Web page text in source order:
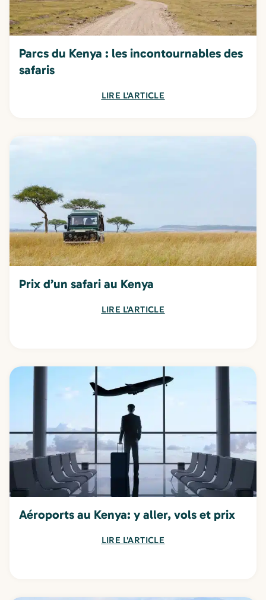
Parcs du Kenya : les incontournables des
safaris
LIRE L'ARTICLE
Prix d’un safari au Kenya
LIRE L'ARTICLE
Aéroports au Kenya: y aller, vols et prix
LIRE L'ARTICLE